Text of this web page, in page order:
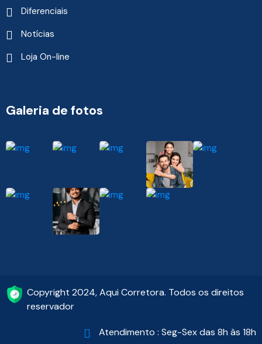
Diferenciais
Notícias
Loja On-line
Galeria de fotos
Copyright 2024, Aqui Corretora. Todos os direitos
reservador
Atendimento : Seg-Sex das 8h às 18h